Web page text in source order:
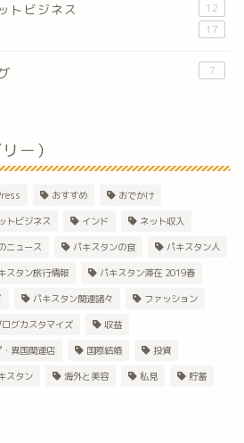
トビジネス 12
17
7
ー）
おすすめ おでかけ
トビジネス インド ネット収入
ニュース パキスタンの食 パキスタン人
スタン旅行情報 パキスタン滞在 2019春
パキスタン関連諸々 ファッション
ログカスタマイズ 収益
異国関連店 国際結婚 投資
スタン 海外と美容 私見 貯蓄